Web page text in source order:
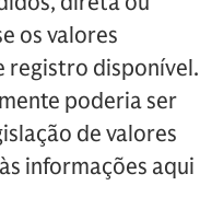
os valores
registro disponível.
poderia ser
de valores
informações aqui